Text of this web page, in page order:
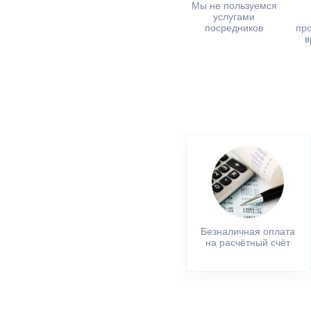
Мы не пользуемся
услугами
посредников
Безналичная оплата
на расчётный счёт